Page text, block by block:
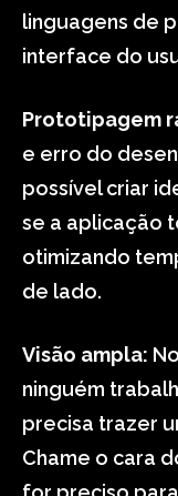
linguagens de
interface do
Prototipagem
e erro do
possível criar
se a aplicação
otimizando
de lado.
Visão ampla:
ninguém
precisa trazer
Chame o cara